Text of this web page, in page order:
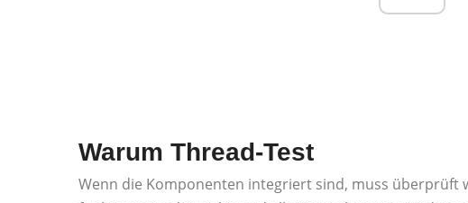
Warum Thread-Test
Wenn die Komponenten integriert sind, muss überprüft